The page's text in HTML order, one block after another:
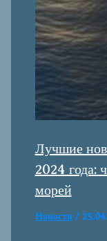
Лучшие
2024 года:
морей
Новости/